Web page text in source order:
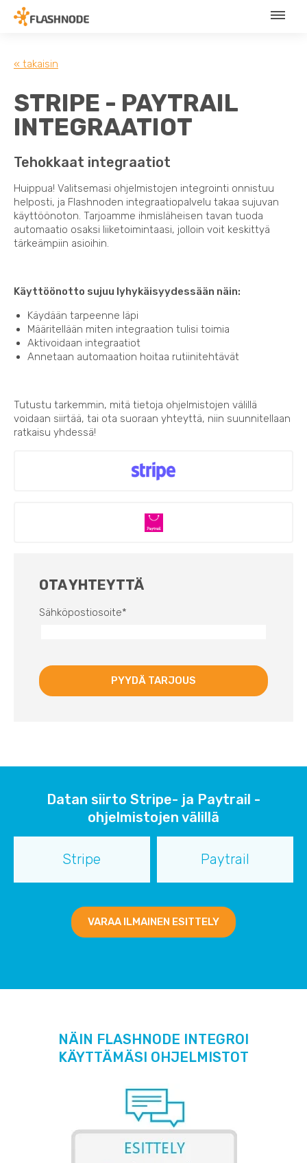
« takaisin
STRIPE - PAYTRAIL
INTEGRAATIOT
Tehokkaat integraatiot
Huippua! Valitsemasi ohjelmistojen integrointi onnistuu
helposti, ja Flashnoden integraatiopalvelu takaa sujuvan
käyttöönoton. Tarjoamme ihmisläheisen tavan tuoda
automaatio osaksi liiketoimintaasi, jolloin voit keskittyä
tärkeämpiin asioihin.
Käyttöönotto sujuu lyhykäisyydessään näin:
Käydään tarpeenne läpi
Määritellään miten integraation tulisi toimia
Aktivoidaan integraatiot
Annetaan automaation hoitaa rutiinitehtävät
Tutustu tarkemmin, mitä tietoja ohjelmistojen välillä
voidaan siirtää, tai ota suoraan yhteyttä, niin suunnitellaan
ratkaisu yhdessä!
OTA YHTEYTTÄ
Sähköpostiosoite*
Datan siirto Stripe- ja Paytrail -
ohjelmistojen välillä
Stripe Paytrail
VARAA ILMAINEN ESITTELY
NÄIN FLASHNODE INTEGROI
KÄYTTÄMÄSI OHJELMISTOT